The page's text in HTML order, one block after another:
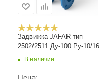
Задвижка JAFAR тип
2502/2511 Ду-100 Ру-10/16
В наличии